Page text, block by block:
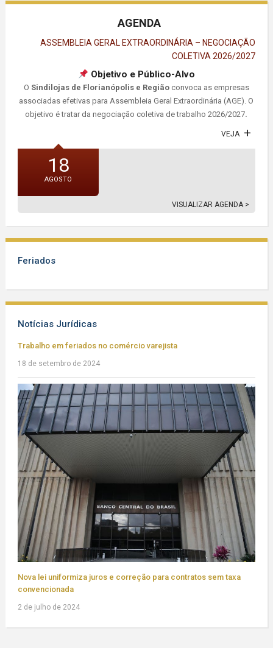
AGENDA
ASSEMBLEIA GERAL EXTRAORDINÁRIA – NEGOCIAÇÃO
COLETIVA 2026/2027
Objetivo e Público-Alvo
O Sindilojas de Florianópolis e Regiãoconvoca as empresas
associadas efetivas para Assembleia Geral Extraordinária (AGE). O
objetivo é tratar da negociação coletiva de trabalho 2026/2027.
VEJA
18
AGOSTO
VISUALIZAR AGENDA >
Feriados
Notícias Jurídicas
Trabalho em feriados no comércio varejista
18 de setembro de 2024
Nova lei uniformiza juros e correção para contratos sem taxa
convencionada
2 de julho de 2024